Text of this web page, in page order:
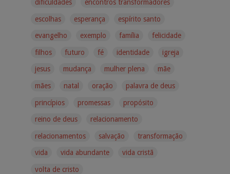
dificuldades encontros transformadores
escolhas esperança espírito santo
evangelho exemplo família felicidade
filhos futuro fé identidade igreja
jesus mudança mulher plena mãe
mães natal oração palavra de deus
princípios promessas propósito
reino de deus relacionamento
relacionamentos salvação transformação
vida vida abundante vida cristã
volta de cristo